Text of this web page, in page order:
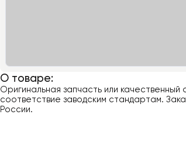
О товаре:
Оригинальная запчасть или качественный
соответствие заводским стандартам.
России.